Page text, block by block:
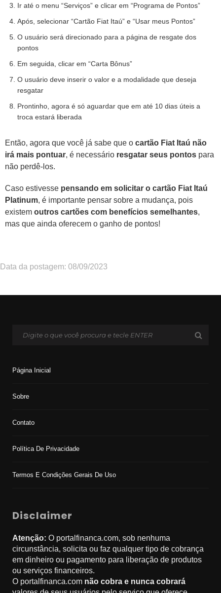
Ir até o menu “Serviços” e clicar em “Programa de Pontos”
Após, selecionar “Cartão Fiat Itaú” e “Usar meus Pontos”
O usuário será direcionado para a página de resgate dos
pontos
Em seguida, clicar em “Carta Bônus”
O usuário deve inserir o valor e a modalidade que deseja
resgatar
Prontinho, agora é só aguardar que em até 10 dias úteis a
troca estará liberada
Então, agora que você já sabe que o cartão Fiat Itaú não
irá mais pontuar, é necessário resgatar seus pontos para
não perdê-los.
Caso estivesse pensando em solicitar o cartão Fiat Itaú
Platinum, é importante pensar sobre a mudança, pois
existem outros cartões com benefícios semelhantes,
mas que ainda oferecem o ganho de pontos!
Data da postagem: 08/09/2023
Página Inicial
Sobre
Contato
Política De Privacidade
Termos E Condições Gerais De Uso
Disclaimer
Atenção: O portalfinanca.com, sob nenhuma
circunstância, solicita ou faz qualquer tipo de cobrança
em dinheiro ou pagamento para liberação de produtos
ou serviços financeiros.
O portalfinanca.com não cobra e nunca cobrará